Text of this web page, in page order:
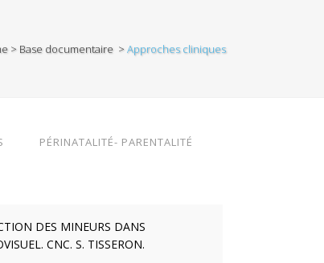
> Base documentaire >Approches cliniques
PÉRINATALITÉ- PARENTALITÉ
DES MINEURS DANS
CNC. S. TISSERON.